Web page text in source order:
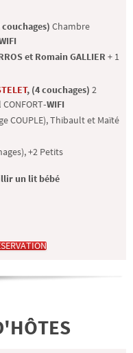
couchages)Chambre
et Romain GALLIER + 1
, (4 couchages)2
CONFORT-WIFI
COUPLE), Thibault et Maïté
+2 Petits
un lit bébé